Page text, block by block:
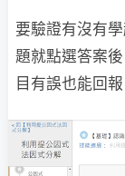
要驗證有沒有
題就點選答案
目有誤也能回報